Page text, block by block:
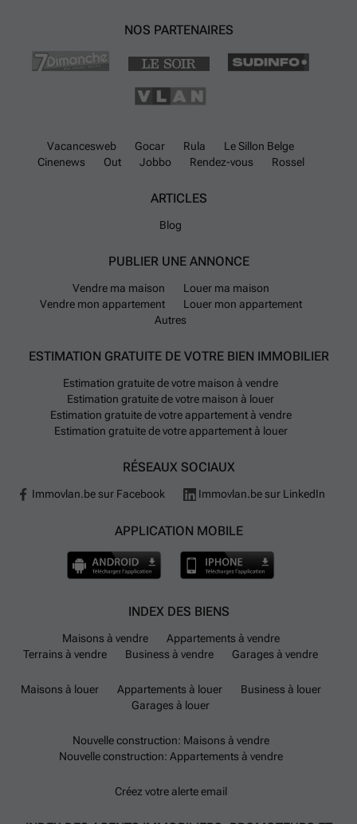
NOS PARTENAIRES
Vacancesweb Gocar Rula
Le Sillon Belge
Cinenews
Out Jobbo Rendez-vous Rossel
ARTICLES
Blog
PUBLIER UNE ANNONCE
Vendre ma maison
Louer ma maison
Vendre mon appartement
Louer mon appartement
Autres
ESTIMATION GRATUITE DE VOTRE BIEN IMMOBILIER
Estimation gratuite de votre maison à vendre
Estimation gratuite de votre maison à louer
Estimation gratuite de votre appartement à vendre
Estimation gratuite de votre appartement à louer
RÉSEAUX SOCIAUX
Immovlan.be sur Facebook Immovlan.be sur LinkedIn
APPLICATION MOBILE
INDEX DES BIENS
Maisons à vendre
Appartements à vendre
Terrains à vendre
Business à vendre Garages à vendre
Maisons à louer Appartements à louer
Business à louer
Garages à louer
Nouvelle construction: Maisons à vendre
Nouvelle construction: Appartements à vendre
Créez votre alerte email